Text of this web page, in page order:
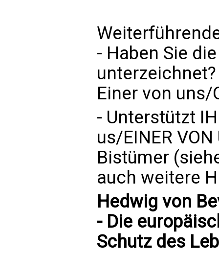
- Haben Sie
Einer von uns/
- Unterstützt
us/EINER
Bistümer
auch weitere
Hedwig von
- Die
Schutz des